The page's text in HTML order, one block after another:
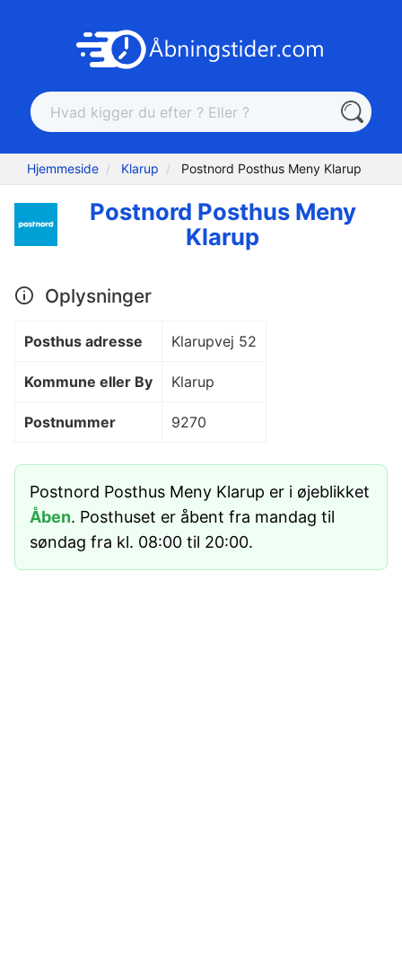
Hjemmeside Klarup Postnord Posthus Meny Klarup
Postnord Posthus Meny
Klarup
Oplysninger
Posthus adresse Klarupvej 52
Kommune eller By Klarup
Postnummer 9270
Postnord Posthus Meny Klarup er i øjeblikket
Åben. Posthuset er åbent fra mandag til
søndag fra kl. 08:00 til 20:00.